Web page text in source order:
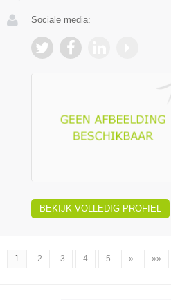
Sociale media:
BEKIJK VOLLEDIG PROFIEL
1 2 3 4 5 » »»